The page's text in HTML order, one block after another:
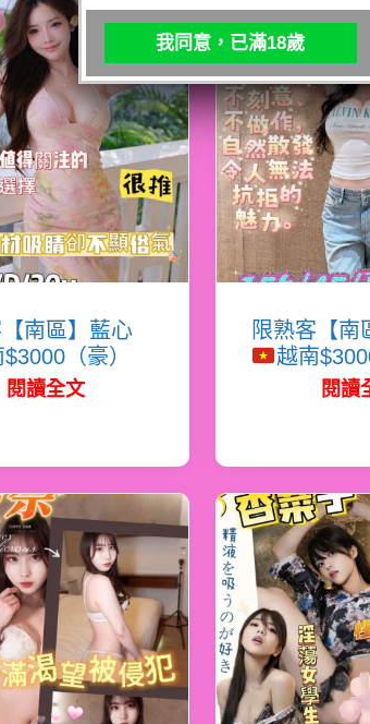
南區】藍心
（豪）
閱讀全文
限熟客【南
越南
閱讀
我同意，已滿18歲